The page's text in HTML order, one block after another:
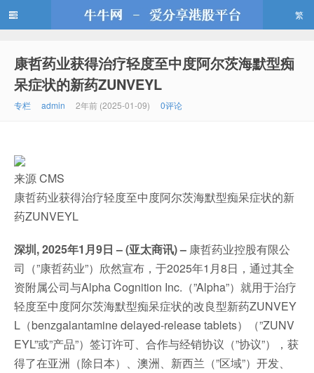
牛牛网
繁
康哲药业获得治疗轻度至中度阿尔茨海默型痴
呆症状的新药ZUNVEYL
专栏 admin 2年前 (2025-01-09) 0评论
来源 CMS
康哲药业获得治疗轻度至中度阿尔茨海默型痴呆症状的新
药ZUNVEYL
深圳, 2025年1月9日 – (亚太商讯) – 康哲药业控股有限公
司（”康哲药业”）欣然宣布，于2025年1月8日，通过其全
资附属公司与Alpha Cognition Inc.（”Alpha”）就用于治疗
轻度至中度阿尔茨海默型痴呆症状的改良型新药ZUNVEY
L（benzgalantamine delayed-release tablets）（”ZUNV
EYL”或”产品”）签订许可、合作与经销协议（”协议”），获
得了在亚洲（除日本）、澳洲、新西兰（”区域”）开发、